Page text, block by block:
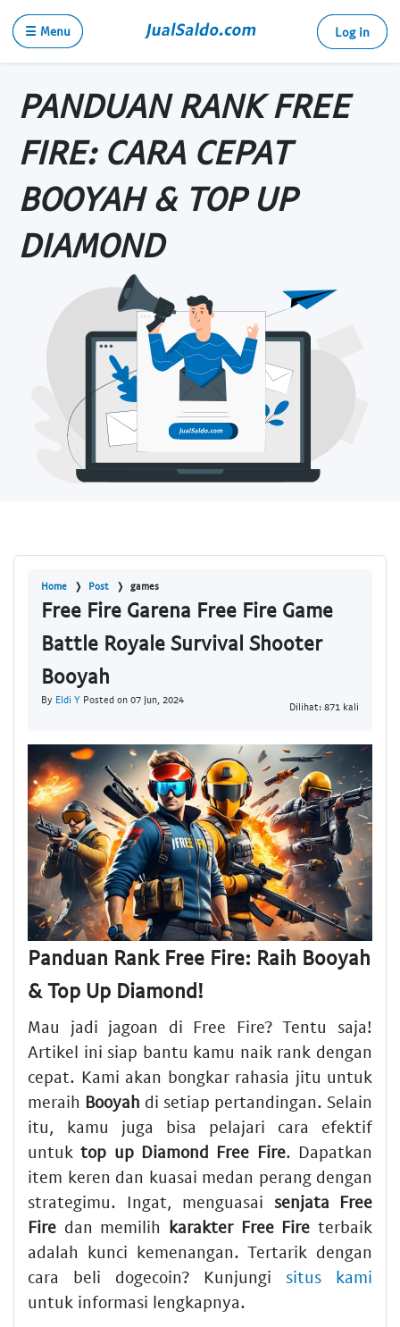
☰ Menu Log in
PANDUAN RANK FREE
FIRE: CARA CEPAT
BOOYAH & TOP UP
DIAMOND
Home Post games
Free Fire Garena Free Fire Game
Battle Royale Survival Shooter
Booyah
By Eldi Y Posted on 07 Jun, 2024
Dilihat: 871 kali
Panduan Rank Free Fire: Raih Booyah
& Top Up Diamond!
Mau jadi jagoan di Free Fire? Tentu saja!
Artikel ini siap bantu kamu naik rank dengan
cepat. Kami akan bongkar rahasia jitu untuk
meraih Booyah di setiap pertandingan. Selain
itu, kamu juga bisa pelajari cara efektif
untuktop up Diamond Free Fire. Dapatkan
item keren dan kuasai medan perang dengan
strategimu. Ingat, menguasai senjata Free
Fire dan memilih karakter Free Fire terbaik
adalah kunci kemenangan. Tertarik dengan
cara beli dogecoin? Kunjungi situs kami
untuk informasi lengkapnya.